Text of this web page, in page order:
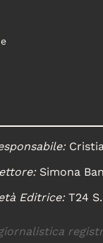
Simona
Editrice:T24